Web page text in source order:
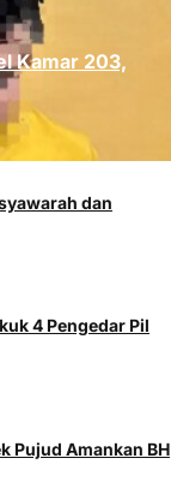
Kamar 203,
dan
4 Pengedar Pil
Pujud Amankan BH